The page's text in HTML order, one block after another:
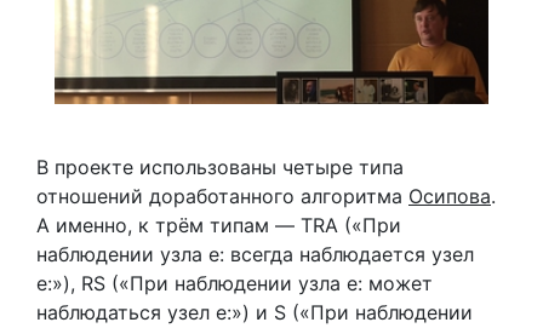
В проекте использованы четыре типа
отношений доработанного алгоритма Осипова.
А именно, к трём типам — TRA («При
наблюдении узла е: всегда наблюдается узел
e:»), RS («При наблюдении узла e: может
наблюдаться узел e:») и S («При наблюдении